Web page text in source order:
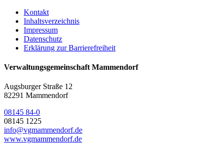
Kontakt
Inhaltsverzeichnis
Impressum
Datenschutz
Erklärung zur Barrierefreiheit
Verwaltungsgemeinschaft Mammendorf
Augsburger Straße 12
82291 Mammendorf
08145 84-0
08145 1225
info@vgmammendorf.de
www.vgmammendorf.de